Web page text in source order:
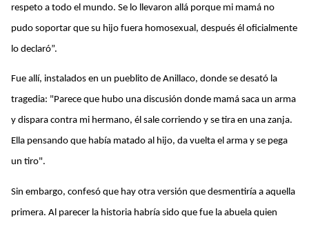
respeto a todo el mundo. Se lo llevaron allá porque mi mamá no
pudo soportar que su hijo fuera homosexual, después él oficialmente
lo declaró”.
Fue allí, instalados en un pueblito de Anillaco, donde se desató la
tragedia: "Parece que hubo una discusión donde mamá saca un arma
y dispara contra mi hermano, él sale corriendo y se tira en una zanja.
Ella pensando que había matado al hijo, da vuelta el arma y se pega
un tiro".
Sin embargo, confesó que hay otra versión que desmentiría a aquella
primera. Al parecer la historia habría sido que fue la abuela quien